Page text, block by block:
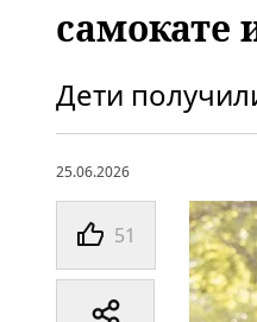
самокате
Дети
25.06.2026
51